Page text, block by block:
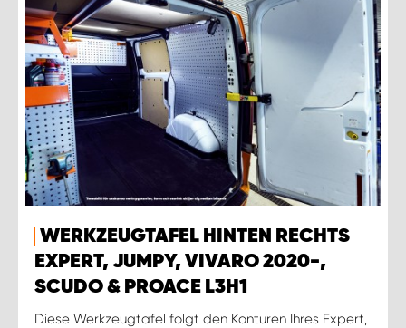
WERKZEUGTAFEL HINTEN RECHTS
EXPERT, JUMPY, VIVARO 2020-,
SCUDO & PROACE L3H1
Diese Werkzeugtafel folgt den Konturen Ihres Expert,